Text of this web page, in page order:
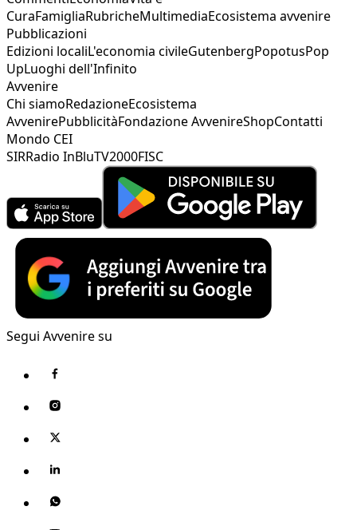
CuraFamigliaRubricheMultimediaEcosistema avvenire
Pubblicazioni
Edizioni localiL'economia civileGutenbergPopotusPop
UpLuoghi dell'Infinito
Avvenire
Chi siamoRedazioneEcosistema
AvvenirePubblicitàFondazione AvvenireShopContatti
Mondo CEI
SIRRadio InBluTV2000FISC
Segui Avvenire su